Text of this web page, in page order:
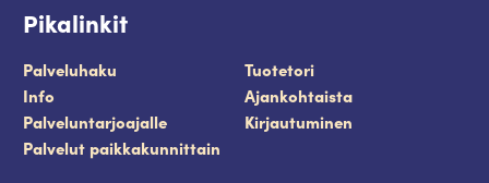
Pikalinkit
Palveluhaku
Tuotetori
Info
Ajankohtaista
Palveluntarjoajalle
Kirjautuminen
Palvelut paikkakunnittain